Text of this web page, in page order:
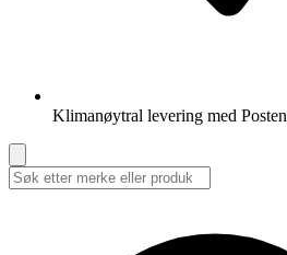
Klimanøytral levering med Posten